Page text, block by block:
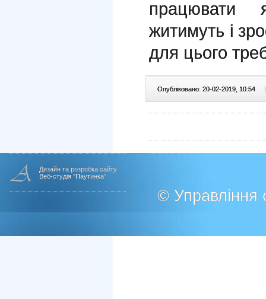
працювати
житимуть і
для цього
Опубліковано: 20-02-2019, 10:54 |
Дизайн та розробка сайту
Веб-студія "Паутинка"
© Управління